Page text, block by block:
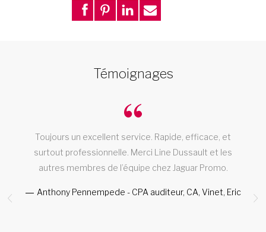
Témoignages
Toujours un excellent service. Rapide, efficace, et
surtout professionnelle. Merci Line Dussault et les
autres membres de l’équipe chez Jaguar Promo.
Anthony Pennempede - CPA auditeur, CA, Vinet, Eric